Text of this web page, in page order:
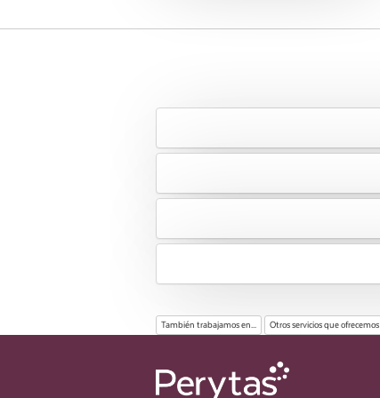
También trabajamos en... Otros servicios que ofrecemos